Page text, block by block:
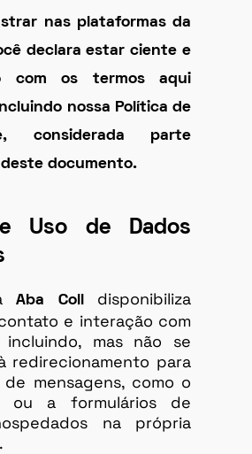
nas plataformas da
declara estar ciente e
com os termos aqui
nossa Política de
, considerada parte
documento.
Uso de Dados
Aba Coll disponibiliza
e interação com
incluindo, mas não se
redirecionamento para
de mensagens, como o
ou a formulários de
na própria